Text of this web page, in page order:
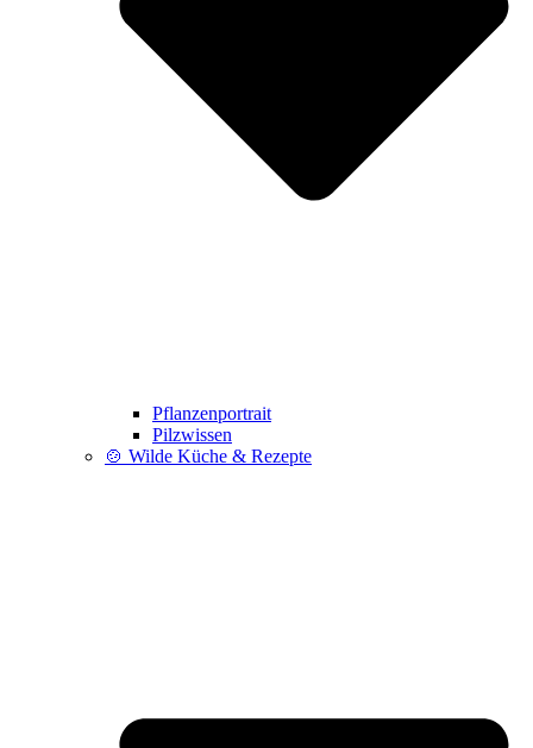
Pflanzenportrait
Pilzwissen
🍲 Wilde Küche & Rezepte